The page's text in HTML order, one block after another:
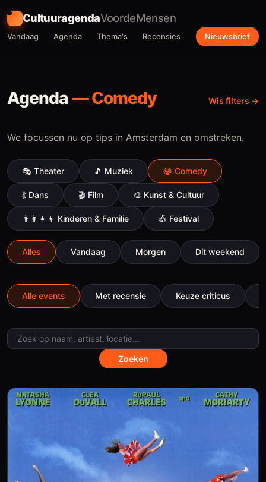
CultuuragendaVoordeMensen
Vandaag Agenda Thema's Recensies Nieuwsbrief
Agenda —Comedy Wis filters
We focussen nu op tips in Amsterdam en omstreken.
🎭 Theater 🎵 Muziek 😂 Comedy
💃 Dans 🎬 Film 🎨 Kunst & Cultuur
👨‍👩‍👧‍👦 Kinderen & Familie 🎪 Festival
Alles Vandaag Morgen Dit weekend
Alle events Met recensie Keuze criticus
Zoeken
Evenementen